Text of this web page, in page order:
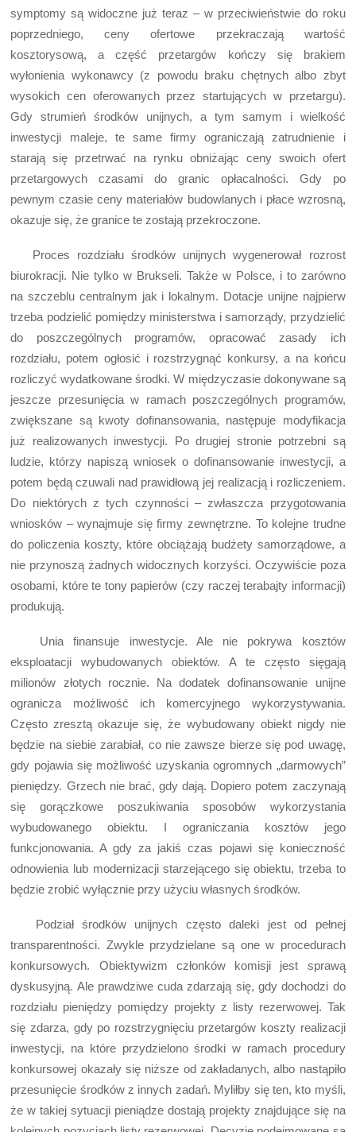
symptomy są widoczne już teraz – w przeciwieństwie do roku
poprzedniego, ceny ofertowe przekraczają wartość
kosztorysową, a część przetargów kończy się brakiem
wyłonienia wykonawcy (z powodu braku chętnych albo zbyt
wysokich cen oferowanych przez startujących w przetargu).
Gdy strumień środków unijnych, a tym samym i wielkość
inwestycji maleje, te same firmy ograniczają zatrudnienie i
starają się przetrwać na rynku obniżając ceny swoich ofert
przetargowych czasami do granic opłacalności. Gdy po
pewnym czasie ceny materiałów budowlanych i płace wzrosną,
okazuje się, że granice te zostają przekroczone.
Proces rozdziału środków unijnych wygenerował rozrost
biurokracji. Nie tylko w Brukseli. Także w Polsce, i to zarówno
na szczeblu centralnym jak i lokalnym. Dotacje unijne najpierw
trzeba podzielić pomiędzy ministerstwa i samorządy, przydzielić
do poszczególnych programów, opracować zasady ich
rozdziału, potem ogłosić i rozstrzygnąć konkursy, a na końcu
rozliczyć wydatkowane środki. W międzyczasie dokonywane są
jeszcze przesunięcia w ramach poszczególnych programów,
zwiększane są kwoty dofinansowania, następuje modyfikacja
już realizowanych inwestycji. Po drugiej stronie potrzebni są
ludzie, którzy napiszą wniosek o dofinansowanie inwestycji, a
potem będą czuwali nad prawidłową jej realizacją i rozliczeniem.
Do niektórych z tych czynności – zwłaszcza przygotowania
wniosków – wynajmuje się firmy zewnętrzne. To kolejne trudne
do policzenia koszty, które obciążają budżety samorządowe, a
nie przynoszą żadnych widocznych korzyści. Oczywiście poza
osobami, które te tony papierów (czy raczej terabajty informacji)
produkują.
Unia finansuje inwestycje. Ale nie pokrywa kosztów
eksploatacji wybudowanych obiektów. A te często sięgają
milionów złotych rocznie. Na dodatek dofinansowanie unijne
ogranicza możliwość ich komercyjnego wykorzystywania.
Często zresztą okazuje się, że wybudowany obiekt nigdy nie
będzie na siebie zarabiał, co nie zawsze bierze się pod uwagę,
gdy pojawia się możliwość uzyskania ogromnych „darmowych”
pieniędzy. Grzech nie brać, gdy dają. Dopiero potem zaczynają
się gorączkowe poszukiwania sposobów wykorzystania
wybudowanego obiektu. I ograniczania kosztów jego
funkcjonowania. A gdy za jakiś czas pojawi się konieczność
odnowienia lub modernizacji starzejącego się obiektu, trzeba to
będzie zrobić wyłącznie przy użyciu własnych środków.
Podział środków unijnych często daleki jest od pełnej
transparentności. Zwykle przydzielane są one w procedurach
konkursowych. Obiektywizm członków komisji jest sprawą
dyskusyjną. Ale prawdziwe cuda zdarzają się, gdy dochodzi do
rozdziału pieniędzy pomiędzy projekty z listy rezerwowej. Tak
się zdarza, gdy po rozstrzygnięciu przetargów koszty realizacji
inwestycji, na które przydzielono środki w ramach procedury
konkursowej okazały się niższe od zakładanych, albo nastąpiło
przesunięcie środków z innych zadań. Myliłby się ten, kto myśli,
że w takiej sytuacji pieniądze dostają projekty znajdujące się na